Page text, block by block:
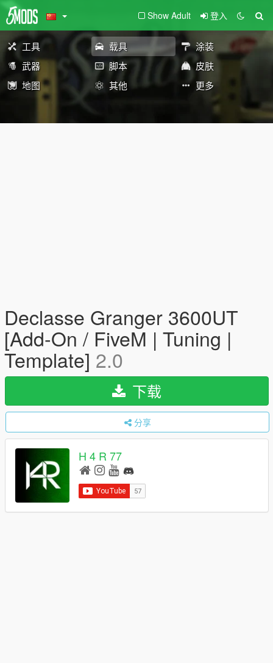
Show Adult 登入
工具 载具
涂装
武器
脚本
皮肤
地图
其他 更多
Declasse Granger 3600UT
[Add-On / FiveM | Tuning |
Template] 2.0
下载
分享
H 4 R 77